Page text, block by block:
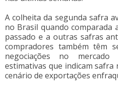
A colheita da segunda safra
no Brasil quando comparada
passado e a outras safras
compradores também têm
negociações no
estimativas que indicam
cenário de exportações